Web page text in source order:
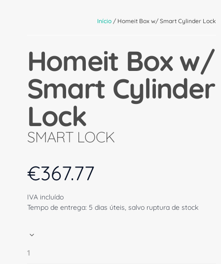
Início / Homeit Box w/ Smart Cylinder Lock
Homeit Box w/
Smart Cylinder
Lock
SMART LOCK
€367.77
IVA incluído
Tempo de entrega: 5 dias úteis, salvo ruptura de stock